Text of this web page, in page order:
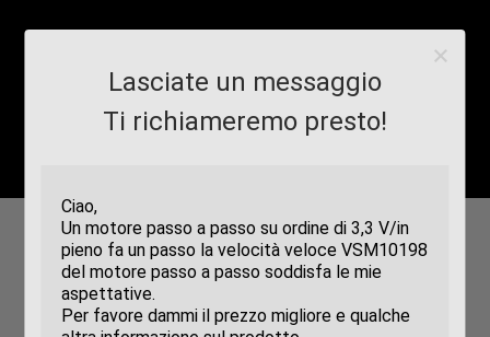
Lasciate un messaggio
Ti richiameremo presto!